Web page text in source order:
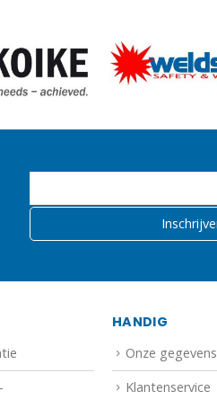
HANDIG
Onze gegevens
Klantenservice